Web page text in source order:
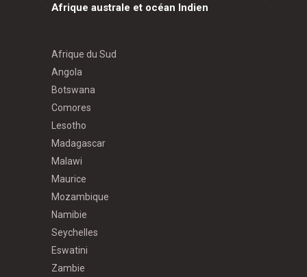
Afrique australe et océan Indien
Afrique du Sud
Angola
Botswana
Comores
Lesotho
Madagascar
Malawi
Maurice
Mozambique
Namibie
Seychelles
Eswatini
Zambie